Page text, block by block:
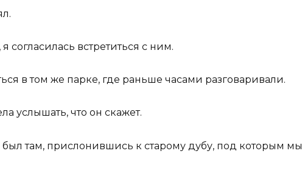
согласилась встретиться с ним.
в том же парке, где раньше часами разговаривали.
услышать, что он скажет.
там, прислонившись к старому дубу, под которым мы